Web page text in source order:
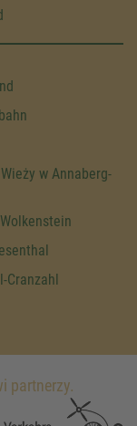
w Annaberg-
Cranzahl
partnerzy.